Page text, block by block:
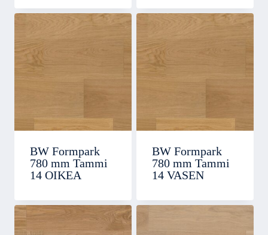
BW Formpark
780 mm Tammi
14 OIKEA
BW Formpark
780 mm Tammi
14 VASEN